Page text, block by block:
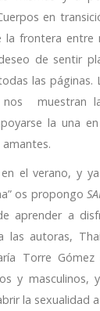
en
la frontera entre
de sentir
las páginas.
nos muestran
la una
el verano, y
os propongo
aprender a
las autoras,
Torre
y
la sexualidad